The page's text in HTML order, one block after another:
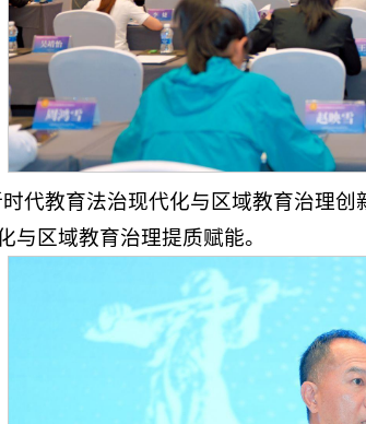
代教育法治现代化与区域教育治理
与区域教育治理提质赋能。